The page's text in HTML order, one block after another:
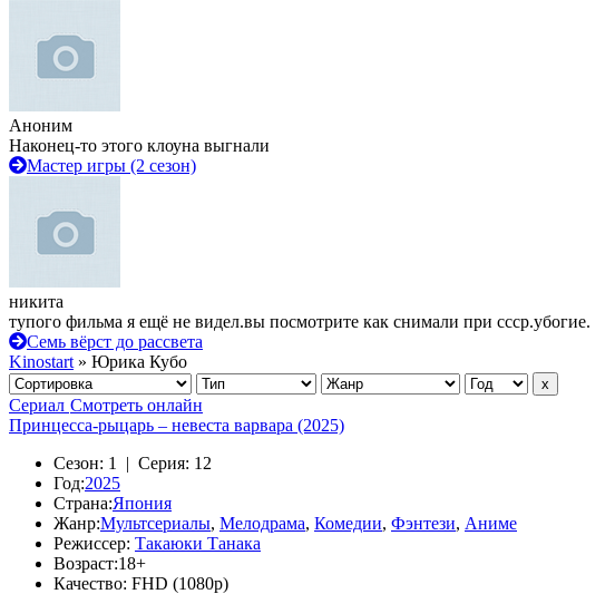
Аноним
Наконец-то этого клоуна выгнали
Мастер игры (2 сезон)
никита
тупого фильма я ещё не видел.вы посмотрите как снимали при ссср.убогие.
Семь вёрст до рассвета
Kinostart » Юрика Кубо
Сериал Смотреть онлайн
Принцесса-рыцарь – невеста варвара (2025)
Сезон: 1 | Серия: 12
Год:2025
Страна:Япония
Жанр:Мультсериалы, Мелодрама, Комедии, Фэнтези, Аниме
Режиссер: Такаюки Танака
Возраст:18+
Качество: FHD (1080p)